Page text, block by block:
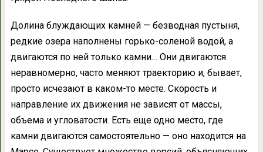
Долина блуждающих камней — безводная пустыня,
редкие озера наполнены горько-соленой водой, а
двигаются по ней только камни… Они двигаются
неравномерно, часто меняют траекторию и, бывает,
просто исчезают в каком-то месте. Скорость и
направление их движения не зависят от массы,
объема и угловатости. Есть еще одно место, где
камни двигаются самостоятельно — оно находится на